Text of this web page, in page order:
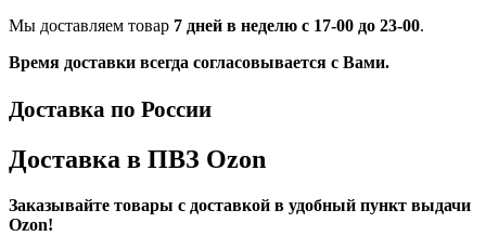
Мы доставляем товар 7 дней в неделю с 17-00 до 23-00.
Время доставки всегда согласовывается с Вами.
Доставка по России
Доставка в ПВЗ Ozon
Заказывайте товары с доставкой в удобный пункт выдачи
Ozon!